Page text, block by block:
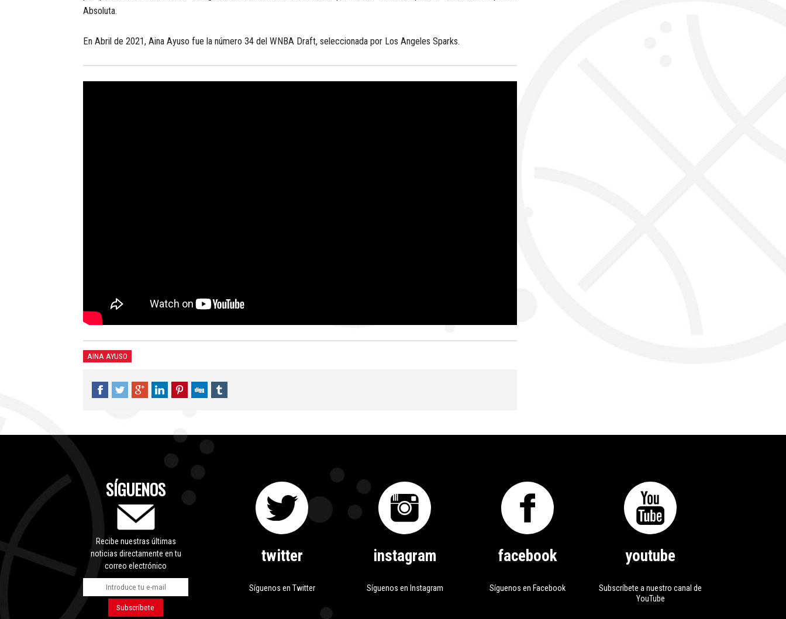
Absoluta.
En Abril de 2021, Aina Ayuso fue la número 34 del WNBA Draft, seleccionada por Los Angeles Sparks.
AINA AYUSO
SÍGUENOS
Recibe nuestras últimas
noticias directamente en tu
correo electrónico
youtube
Subscríbete a nuestro canal de
YouTube
facebook
Síguenos en Facebook
instagram
Síguenos en Instagram
twitter
Síguenos en Twitter